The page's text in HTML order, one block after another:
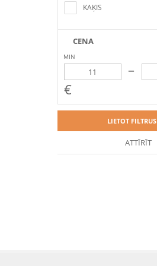
KAĶIS
CENA
MIN
–
€
LIETOT FILTRUS
ATTĪRĪT